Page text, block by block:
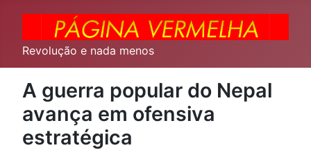
Revolução e nada menos
A guerra popular do Nepal
avança em ofensiva
estratégica